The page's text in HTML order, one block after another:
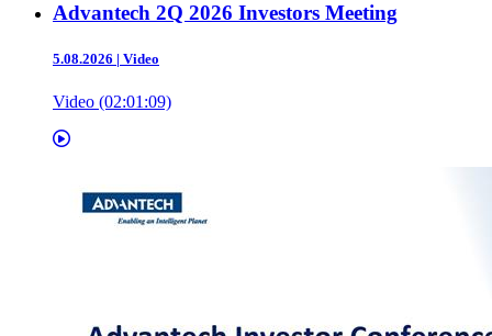
Advantech 2Q 2026 Investors Meeting
5.08.2026 | Video
Video (02:01:09)